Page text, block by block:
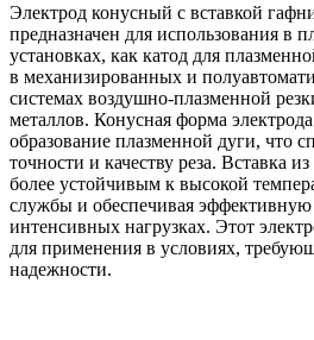
Электрод конусный с вставкой
предназначен для использования в
установках, как катод для
в механизированных и
системах воздушно-плазменной
металлов. Конусная форма
образование плазменной дуги, что
точности и качеству реза. Вставка
более устойчивым к высокой
службы и обеспечивая
интенсивных нагрузках. Этот
для применения в условиях,
надежности.